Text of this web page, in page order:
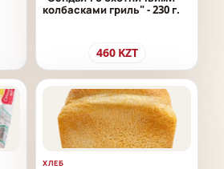
колбасками гриль" - 230 г.
460 KZT
ХЛЕБ